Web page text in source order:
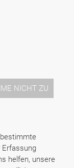
Erfassung
helfen, unsere
NICHT ZU